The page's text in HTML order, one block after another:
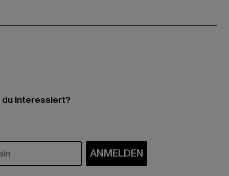
interessiert?
ANMELDEN